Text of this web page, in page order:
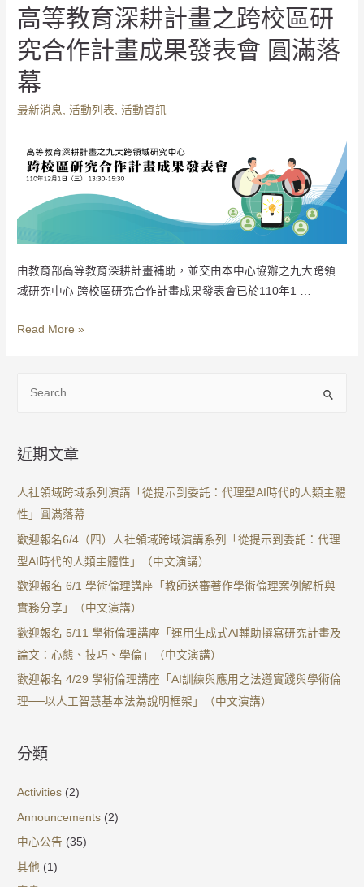
高等教育深耕計畫之跨校區研
究合作計畫成果發表會 圓滿落
幕
最新消息,活動列表,活動資訊
由教育部高等教育深耕計畫補助，並交由本中心協辦之九大跨領
域研究中心 跨校區研究合作計畫成果發表會已於110年1 …
Read More »
近期文章
人社領域跨域系列演講「從提示到委託：代理型AI時代的人類主體
性」圓滿落幕
歡迎報名6/4（四）人社領域跨域演講系列「從提示到委託：代理
型AI時代的人類主體性」（中文演講）
歡迎報名 6/1 學術倫理講座「教師送審著作學術倫理案例解析與
實務分享」（中文演講）
歡迎報名 5/11 學術倫理講座「運用生成式AI輔助撰寫研究計畫及
論文：心態、技巧、學倫」（中文演講）
歡迎報名 4/29 學術倫理講座「AI訓練與應用之法遵實踐與學術倫
理──以人工智慧基本法為說明框架」（中文演講）
分類
Activities (2)
Announcements (2)
中心公告 (35)
其他 (1)